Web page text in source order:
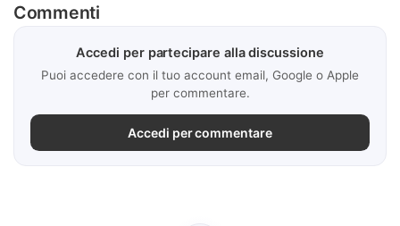
Commenti
Accedi per partecipare alla discussione
Puoi accedere con il tuo account email, Google o Apple
per commentare.
Accedi per commentare